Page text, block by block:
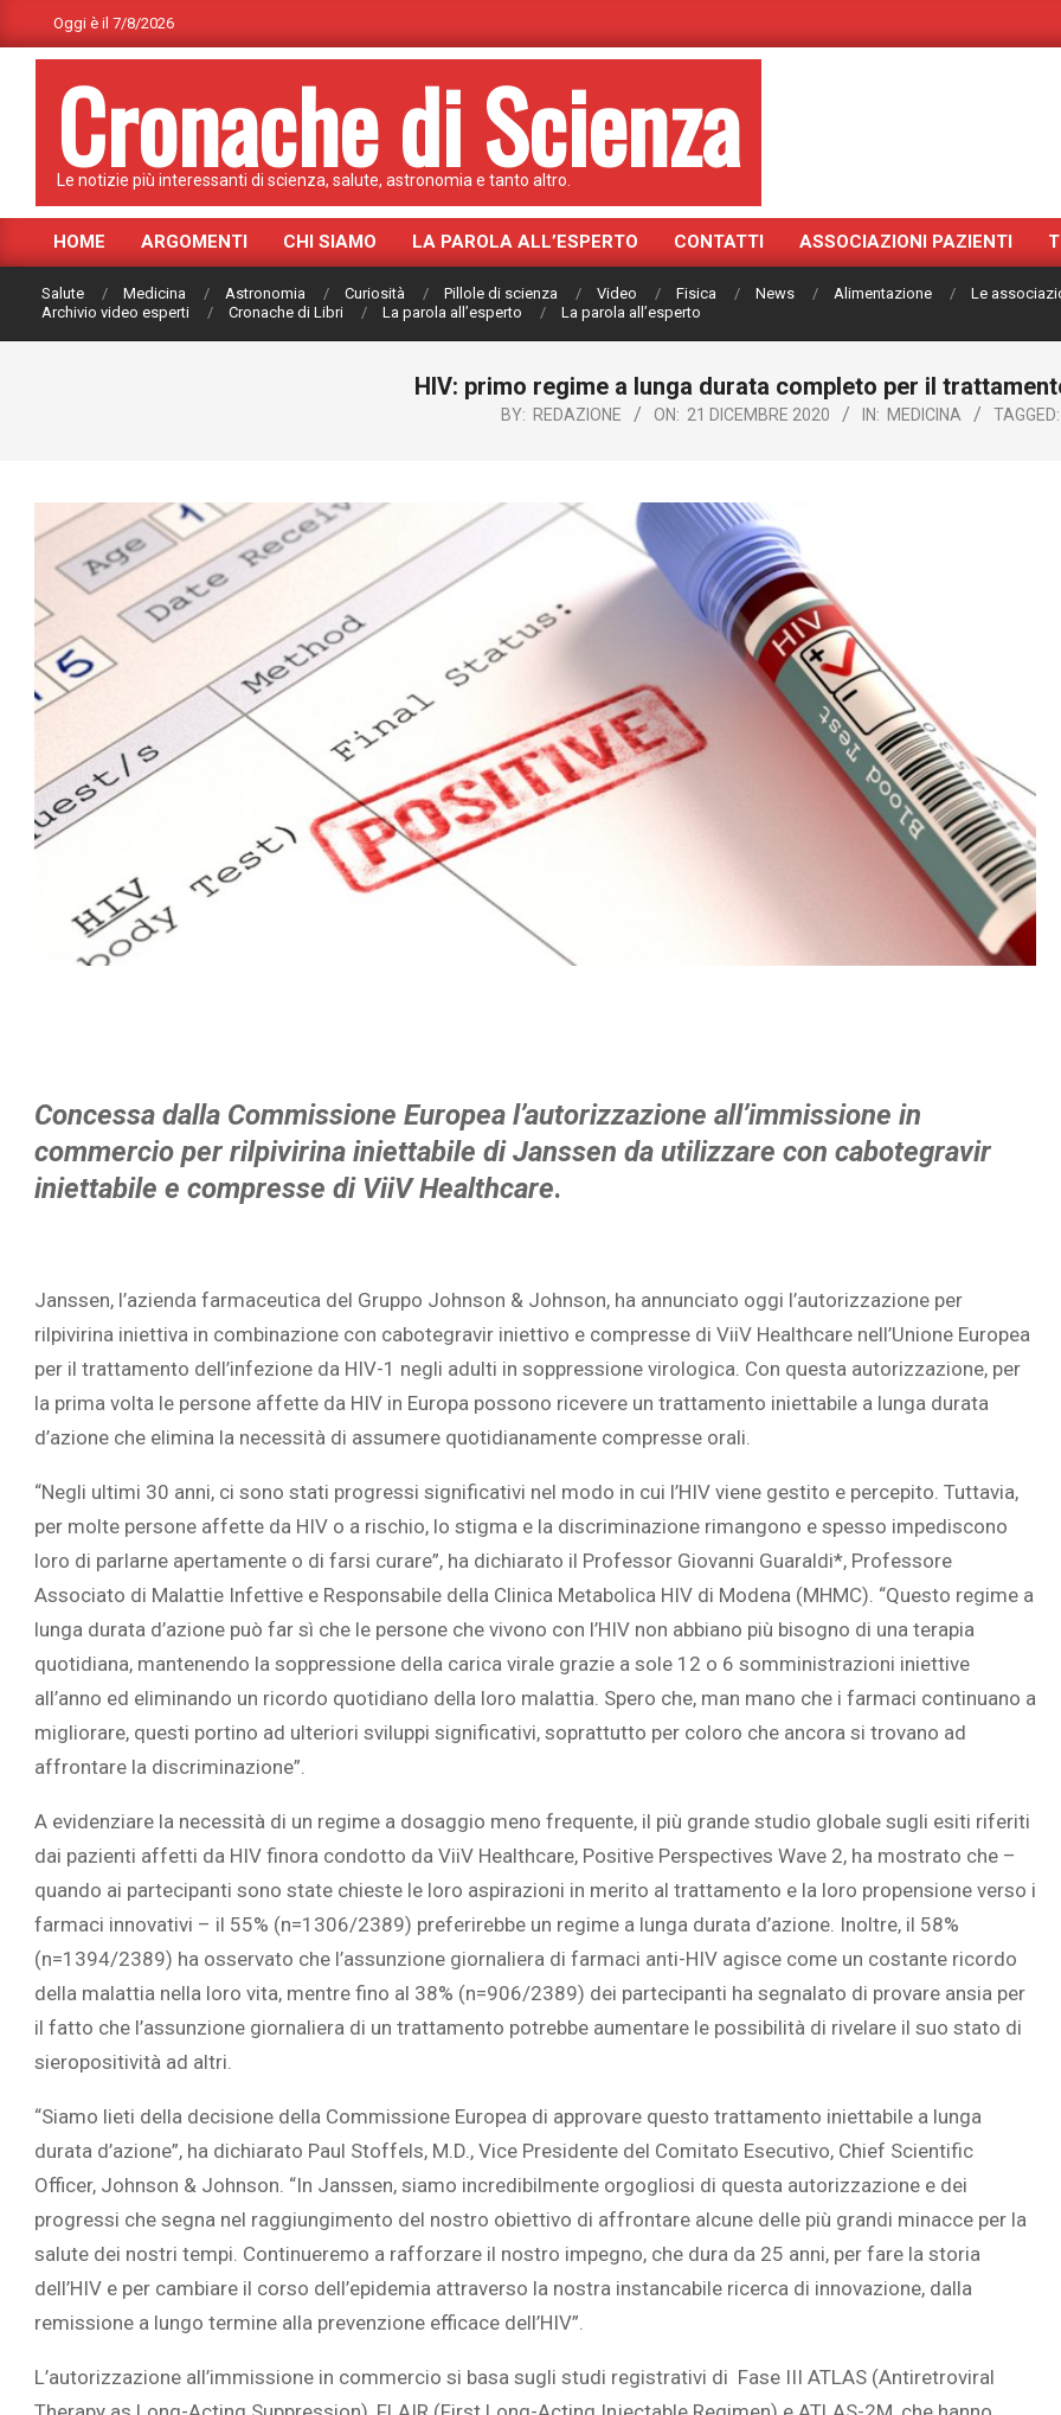
to
Oggi è il 7/8/2026
Cronache di Scienza
Le notizie più interessanti di scienza, salute, astronomia e tanto altro.
Primary
Navigation
Menu
HOME ARGOMENTI CHI SIAMO LA PAROLA ALL’ESPERTO CONTATTI ASSOCIAZIONI PAZIENTI
Salute Medicina Astronomia Curiosità Pillole di scienza Video Fisica News Alimentazione
Le
Archivio video esperti
Cronache di Libri La parola all’esperto La parola all’esperto
HIV: primo regime a lunga durata completo per il
BY: REDAZIONE ON: 21 DICEMBRE 2020 IN: MEDICINA TAGGED:
Concessa dalla Commissione Europea l’autorizzazione all’immissione in
commercio per rilpivirina iniettabile di Janssen da utilizzare con cabotegravir
iniettabile e compresse di ViiV Healthcare.
Janssen, l’azienda farmaceutica del Gruppo Johnson & Johnson, ha annunciato oggi l’autorizzazione per
rilpivirina iniettiva in combinazione con cabotegravir iniettivo e compresse di ViiV Healthcare nell’Unione Europea
per il trattamento dell’infezione da HIV-1 negli adulti in soppressione virologica. Con questa autorizzazione, per
la prima volta le persone affette da HIV in Europa possono ricevere un trattamento iniettabile a lunga durata
d’azione che elimina la necessità di assumere quotidianamente compresse orali.
“Negli ultimi 30 anni, ci sono stati progressi significativi nel modo in cui l’HIV viene gestito e percepito. Tuttavia,
per molte persone affette da HIV o a rischio, lo stigma e la discriminazione rimangono e spesso impediscono
loro di parlarne apertamente o di farsi curare”, ha dichiarato il Professor Giovanni Guaraldi*, Professore
Associato di Malattie Infettive e Responsabile della Clinica Metabolica HIV di Modena (MHMC). “Questo regime a
lunga durata d’azione può far sì che le persone che vivono con l’HIV non abbiano più bisogno di una terapia
quotidiana, mantenendo la soppressione della carica virale grazie a sole 12 o 6 somministrazioni iniettive
all’anno ed eliminando un ricordo quotidiano della loro malattia. Spero che, man mano che i farmaci continuano a
migliorare, questi portino ad ulteriori sviluppi significativi, soprattutto per coloro che ancora si trovano ad
affrontare la discriminazione”.
A evidenziare la necessità di un regime a dosaggio meno frequente, il più grande studio globale sugli esiti riferiti
dai pazienti affetti da HIV finora condotto da ViiV Healthcare, Positive Perspectives Wave 2, ha mostrato che –
quando ai partecipanti sono state chieste le loro aspirazioni in merito al trattamento e la loro propensione verso i
farmaci innovativi – il 55% (n=1306/2389) preferirebbe un regime a lunga durata d’azione. Inoltre, il 58%
(n=1394/2389) ha osservato che l’assunzione giornaliera di farmaci anti-HIV agisce come un costante ricordo
della malattia nella loro vita, mentre fino al 38% (n=906/2389) dei partecipanti ha segnalato di provare ansia per
il fatto che l’assunzione giornaliera di un trattamento potrebbe aumentare le possibilità di rivelare il suo stato di
sieropositività ad altri.
“Siamo lieti della decisione della Commissione Europea di approvare questo trattamento iniettabile a lunga
durata d’azione”, ha dichiarato Paul Stoffels, M.D., Vice Presidente del Comitato Esecutivo, Chief Scientific
Officer, Johnson & Johnson. “In Janssen, siamo incredibilmente orgogliosi di questa autorizzazione e dei
progressi che segna nel raggiungimento del nostro obiettivo di affrontare alcune delle più grandi minacce per la
salute dei nostri tempi. Continueremo a rafforzare il nostro impegno, che dura da 25 anni, per fare la storia
dell’HIV e per cambiare il corso dell’epidemia attraverso la nostra instancabile ricerca di innovazione, dalla
remissione a lungo termine alla prevenzione efficace dell’HIV”.
L’autorizzazione all’immissione in commercio si basa sugli studi registrativi di Fase III ATLAS (Antiretroviral
L’ATTIVITÀ CEREBRALE
PERSONE IMMAGINANO
SOVRAPPESO E OBESITÀ
INFANTILE ASSOCIATI AD
ADULTA